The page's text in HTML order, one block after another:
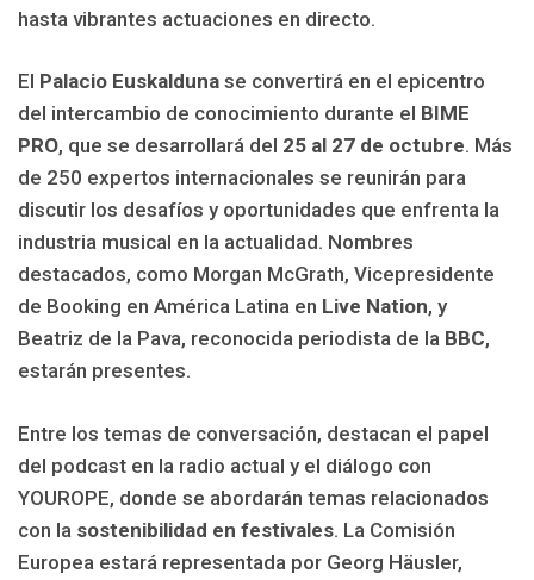
hasta vibrantes actuaciones en directo.
El Palacio Euskalduna se convertirá en el epicentro
del intercambio de conocimiento durante el BIME
PRO, que se desarrollará del 25 al 27 de octubre. Más
de 250 expertos internacionales se reunirán para
discutir los desafíos y oportunidades que enfrenta la
industria musical en la actualidad. Nombres
destacados, como Morgan McGrath, Vicepresidente
de Booking en América Latina en Live Nation, y
Beatriz de la Pava, reconocida periodista de la BBC,
estarán presentes.
Entre los temas de conversación, destacan el papel
del podcast en la radio actual y el diálogo con
YOUROPE, donde se abordarán temas relacionados
con la sostenibilidad en festivales. La Comisión
Europea estará representada por Georg Häusler,